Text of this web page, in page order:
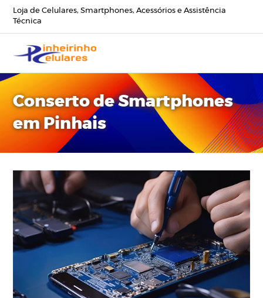
Loja de Celulares, Smartphones, Acessórios e Assistência
Técnica
Conserto de Smartphones
em Pinhais